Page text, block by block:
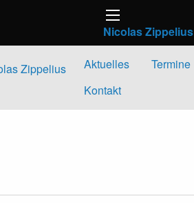
Nicolas Zippelius
Zippelius Aktuelles Termine
Kontakt